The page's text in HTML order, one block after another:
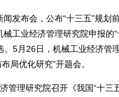
布会，公布“十三五”规划
工业经济管理研究院申报的
5月26日，机械工业经济管
局优化研究”开题会。
研究院召开《我国“十三